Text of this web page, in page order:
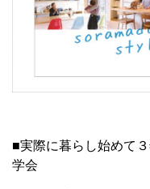
■実際に暮らし始めて
学会